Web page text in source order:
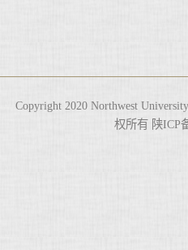
Copyright 2020 Northwest
权所有 陕ICP